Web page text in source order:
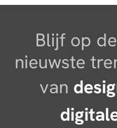
Blijf op
nieuwste
van